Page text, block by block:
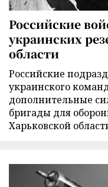
Российские
украинских
области
Российские
украинского
дополнительные
бригады для
Харьковской